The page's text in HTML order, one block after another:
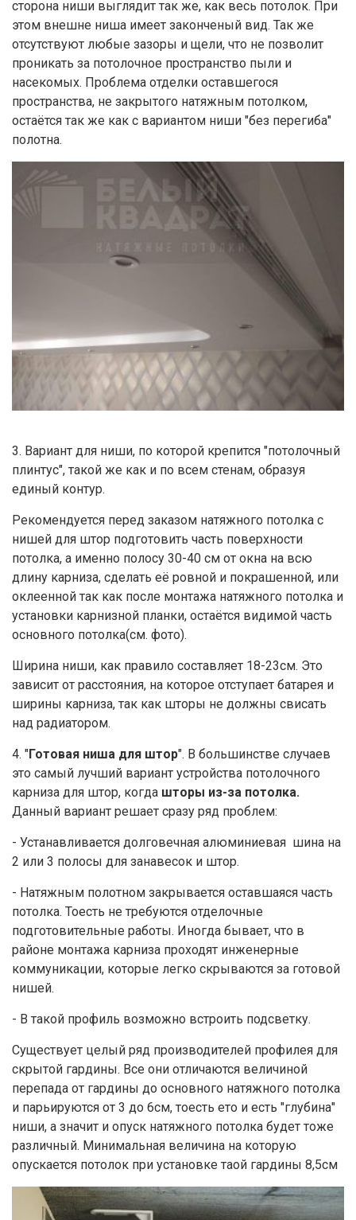
сторона ниши выглядит так же, как весь потолок. При
этом внешне ниша имеет законченый вид. Так же
отсутствуют любые зазоры и щели, что не позволит
проникать за потолочное пространство пыли и
насекомых. Проблема отделки оставшегося
пространства, не закрытого натяжным потолком,
остаётся так же как с вариантом ниши "без перегиба"
полотна.
3. Вариант для ниши, по которой крепится "потолочный
плинтус", такой же как и по всем стенам, образуя
единый контур.
Рекомендуется перед заказом натяжного потолка с
нишей для штор подготовить часть поверхности
потолка, а именно полосу 30-40 см от окна на всю
длину карниза, сделать её ровной и покрашенной, или
оклеенной так как после монтажа натяжного потолка и
установки карнизной планки, остаётся видимой часть
основного потолка(см. фото).
Ширина ниши, как правило составляет 18-23см. Это
зависит от расстояния, на которое отступает батарея и
ширины карниза, так как шторы не должны свисать
над радиатором.
4. "Готовая ниша для штор". В большинстве случаев
это самый лучший вариант устройства потолочного
карниза для штор, когда шторы из-за потолка.
Данный вариант решает сразу ряд проблем:
- Устанавливается долговечная алюминиевая шина на
2 или 3 полосы для занавесок и штор.
- Натяжным полотном закрывается оставшаяся часть
потолка. Тоесть не требуются отделочные
подготовительные работы. Иногда бывает, что в
районе монтажа карниза проходят инженерные
коммуникации, которые легко скрываются за готовой
нишей.
- В такой профиль возможно встроить подсветку.
Существует целый ряд производителей профилея для
скрытой гардины. Все они отличаются величиной
перепада от гардины до основного натяжного потолка
и парьируются от 3 до 6см, тоесть ето и есть "глубина"
ниши, а значит и опуск натяжного потолка будет тоже
различный. Минимальная величина на которую
опускается потолок при установке таой гардины 8,5см